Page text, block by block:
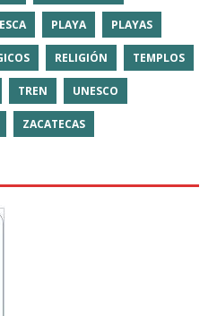
PLAYA PLAYAS
RELIGIÓN TEMPLOS
TREN UNESCO
ZACATECAS